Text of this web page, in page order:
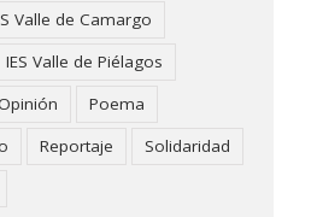
Valle de Camargo
IES Valle de Piélagos
Poema
Reportaje
Solidaridad